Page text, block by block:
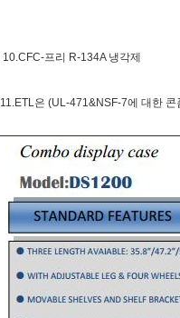
10.CFC-프리 R-134A 냉각제
11.ETL은 (UL-471&NSF-7에 대한